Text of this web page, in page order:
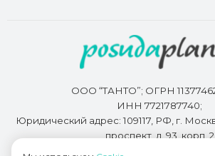
ООО “ТАНТО”; ОГРН
ИНН 7721787740;
Юридический адрес: 109117, РФ, г.
проспект, д. 93, корп. 2